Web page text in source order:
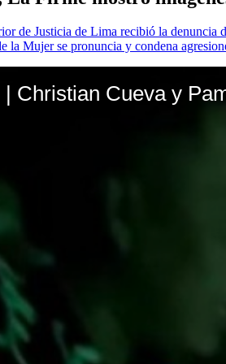
de Justicia de Lima recibió la denuncia
la Mujer se pronuncia y condena
Christian Cueva y